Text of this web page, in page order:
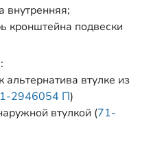
внутренняя;
кронштейна подвески
втулке из
2946054 П)
втулкой (71-